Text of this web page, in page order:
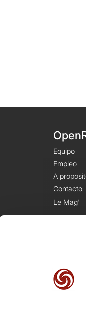
Equipo
Empleo
A
Contacto
Le Mag'